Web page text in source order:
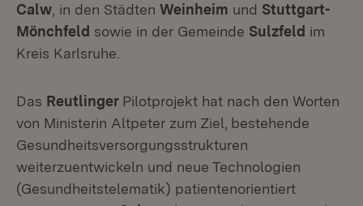
Calw , in den Städten Weinheim und Stuttgart-
Mönchfeld sowie in der Gemeinde Sulzfeld im
Kreis Karlsruhe.
Das Reutlinger Pilotprojekt hat nach den Worten
von Ministerin Altpeter zum Ziel, bestehende
Gesundheitsversorgungsstrukturen
weiterzuentwickeln und neue Technologien
(Gesundheitstelematik) patientenorientiert